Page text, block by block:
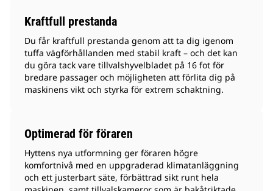
Kraftfull prestanda
Du får kraftfull prestanda genom att ta dig igenom
tuffa vägförhållanden med stabil kraft – och det kan
du göra tack vare tillvalshyvelbladet på 16 fot för
bredare passager och möjligheten att förlita dig på
maskinens vikt och styrka för extrem schaktning.
Optimerad för föraren
Hyttens nya utformning ger föraren högre
komfortnivå med en uppgraderad klimatanläggning
och ett justerbart säte, förbättrad sikt runt hela